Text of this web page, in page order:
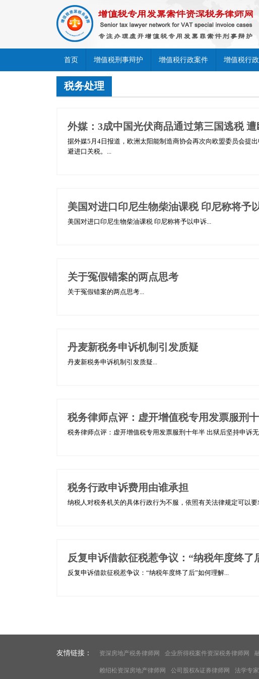
首页 增值税刑事辩护 增值税行政案件 增值税行
税务处理
外媒：3成中国光伏商品通过第三国逃税
据外媒5月4日报道，欧洲太阳能制造商协会再次向欧盟委员会提
避进口关税。...
美国对进口印尼生物柴油课税 印尼称将予
美国对进口印尼生物柴油课税 印尼称将予以申诉...
关于冤假错案的两点思考
关于冤假错案的两点思考...
丹麦新税务申诉机制引发质疑
丹麦新税务申诉机制引发质疑...
税务律师点评：虚开增值税专用发票服刑
税务律师点评：虚开增值税专用发票服刑十年半 出狱后坚持申诉
税务行政申诉费用由谁承担
纳税人对税务机关的具体行政行为不服，依照有关法律规定可以
反复申诉借款征税惹争议：“纳税年度终了
反复申诉借款征税惹争议：“纳税年度终了后”如何理解...
友情链接： 资深房地产税务律师网 企业所得税案件资深税务律师网
赖绍松资深房地产律师网 公司股权&证券律师网 法学专